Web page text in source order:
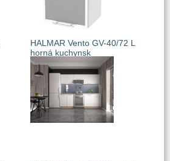
HALMAR Vento GV-40/72 L
horná kuchynsk